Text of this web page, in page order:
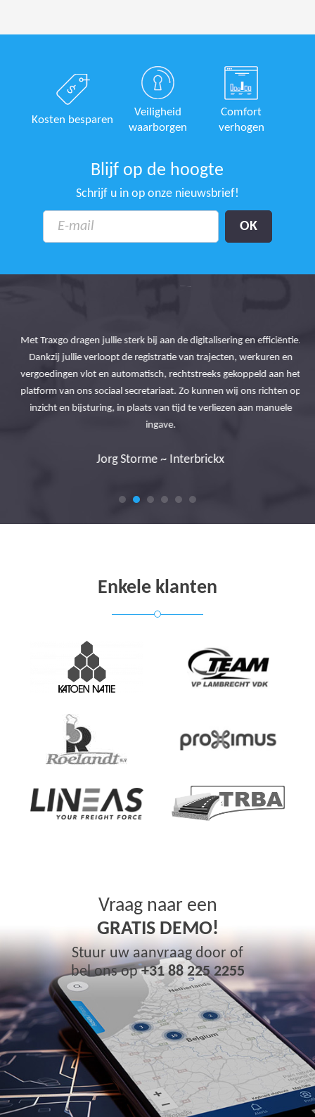
Kosten besparen
Veiligheid
waarborgen
Comfort
verhogen
Blijf op de hoogte
Schrijf u in op onze nieuwsbrief!
Met Traxgo dragen jullie sterk bij aan de digitalisering en efficiëntie.
Dankzij jullie verloopt de registratie van trajecten, werkuren en
vergoedingen vlot en automatisch, rechtstreeks gekoppeld aan het
platform van ons sociaal secretariaat. Zo kunnen wij ons richten op
inzicht en bijsturing, in plaats van tijd te verliezen aan manuele
ingave.
Jorg Storme ~ Interbrickx
Enkele klanten
Vraag naar een
GRATIS DEMO!
Stuur uw aanvraag door of
bel ons op+31 88 225 2255